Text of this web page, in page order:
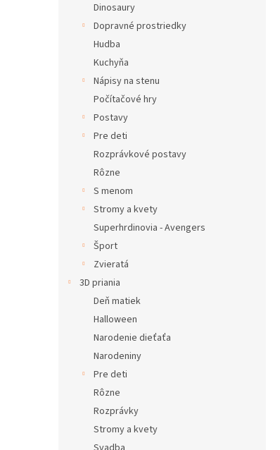
Dinosaury
Dopravné prostriedky
Hudba
Kuchyňa
Nápisy na stenu
Počítačové hry
Postavy
Pre deti
Rozprávkové postavy
Rôzne
S menom
Stromy a kvety
Superhrdinovia - Avengers
Šport
Zvieratá
3D priania
Deň matiek
Halloween
Narodenie dieťaťa
Narodeniny
Pre deti
Rôzne
Rozprávky
Stromy a kvety